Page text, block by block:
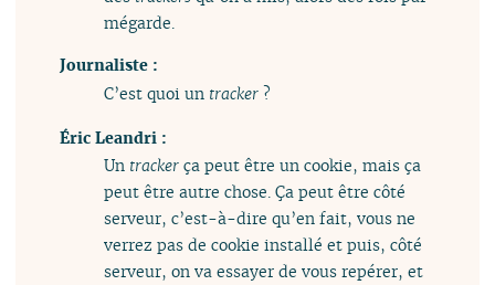
mégarde.
Journaliste :
C’est quoi un tracker ?
Éric Leandri :
Un tracker ça peut être un cookie, mais ça
peut être autre chose. Ça peut être côté
serveur, c’est-à-dire qu’en fait, vous ne
verrez pas de cookie installé et puis, côté
serveur, on va essayer de vous repérer, et